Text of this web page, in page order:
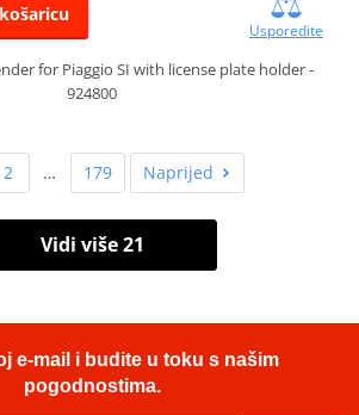
Usporedite
for Piaggio SI with license plate holder -
924800
2 … 179 Naprijed
Vidi više 21
e-mail i budite u toku s našim
pogodnostima.